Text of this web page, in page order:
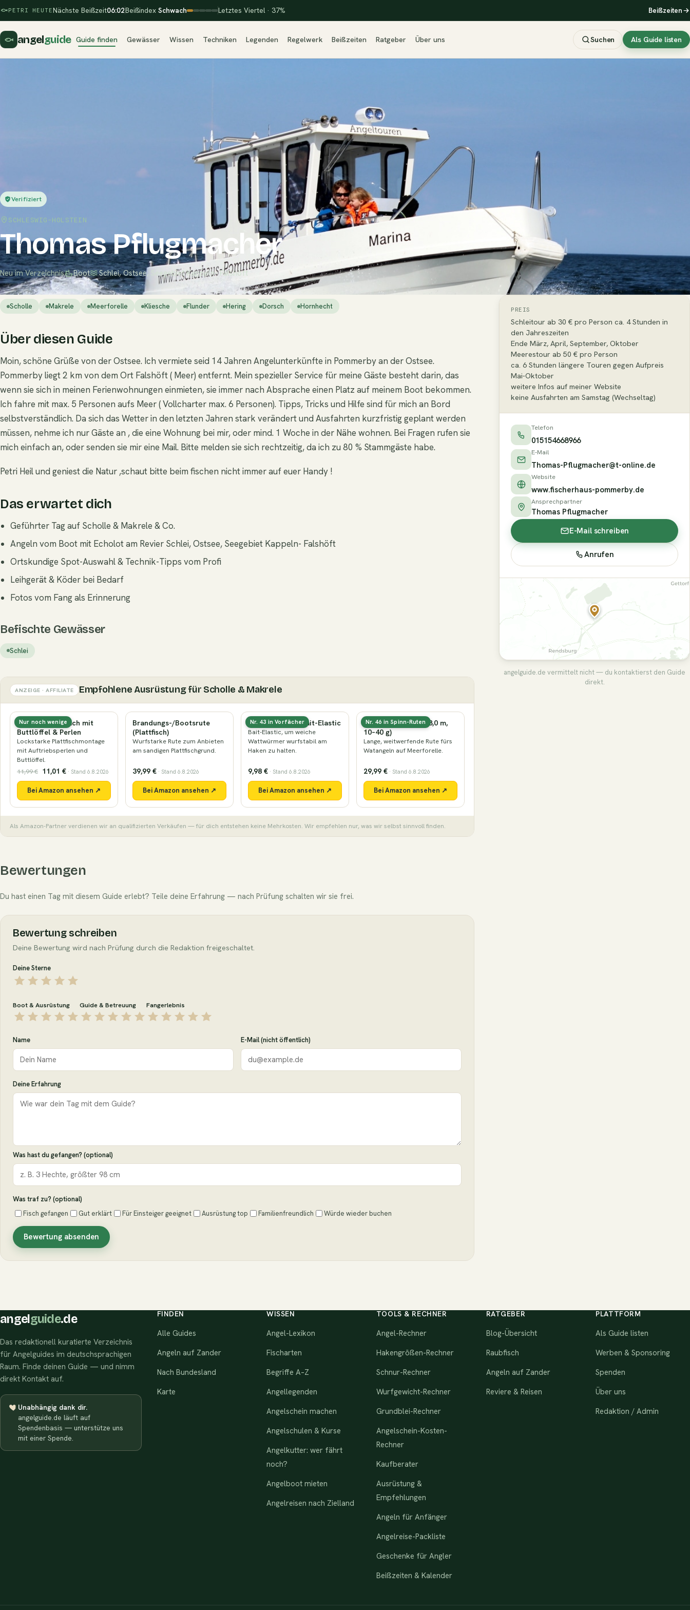
PETRI HEUTENächste Beißzeit06:02Beißindex Schwach Letztes Viertel · 37% Beißzeiten
angelguide Guide finden Gewässer Wissen Techniken Legenden Regelwerk Beißzeiten Ratgeber Über uns Suchen Als Guide listen
Verifiziert
SCHLESWIG-HOLSTEIN
Thomas Pflugmacher
Neu im Verzeichnis Boot Schlei, Ostsee, Seegebiet Kappeln- Falshöft
Scholle Makrele Meerforelle Kliesche Flunder Hering Dorsch Hornhecht
Über diesen Guide
Moin, schöne Grüße von der Ostsee. Ich vermiete seid 14 Jahren Angelunterkünfte in Pommerby an der Ostsee.
Pommerby liegt 2 km von dem Ort Falshöft ( Meer) entfernt. Mein spezieller Service für meine Gäste besteht darin, das
wenn sie sich in meinen Ferienwohnungen einmieten, sie immer nach Absprache einen Platz auf meinem Boot bekommen.
Ich fahre mit max. 5 Personen aufs Meer ( Vollcharter max. 6 Personen). Tipps, Tricks und Hilfe sind für mich an Bord
selbstverständlich. Da sich das Wetter in den letzten Jahren stark verändert und Ausfahrten kurzfristig geplant werden
müssen, nehme ich nur Gäste an , die eine Wohnung bei mir, oder mind. 1 Woche in der Nähe wohnen. Bei Fragen rufen sie
mich einfach an, oder senden sie mir eine Mail. Bitte melden sie sich rechtzeitig, da ich zu 80 % Stammgäste habe.
Petri Heil und geniest die Natur ,schaut bitte beim fischen nicht immer auf euer Handy !
Das erwartet dich
Geführter Tag auf Scholle & Makrele & Co.
Angeln vom Boot mit Echolot am Revier Schlei, Ostsee, Seegebiet Kappeln- Falshöft
Ortskundige Spot-Auswahl & Technik-Tipps vom Profi
Leihgerät & Köder bei Bedarf
Fotos vom Fang als Erinnerung
Befischte Gewässer
Schlei
ANZEIGE · AFFILIATE Empfohlene Ausrüstung für Scholle & Makrele
Nur noch wenige
Plattfisch-Vorfach mit
Buttlöffel & Perlen
Lockstarke Plattfischmontage
mit Auftriebsperlen und
Buttlöffel.
11,99 € 11,01 € · Stand 6.8.2026
Bei Amazon ansehen ↗
Brandungs-/Bootsrute
(Plattfisch)
Wurfstarke Rute zum Anbieten
am sandigen Plattfischgrund.
39,99 € · Stand 6.8.2026
Bei Amazon ansehen ↗
Nr. 43 in Vorfächer
Köderbinder & Bait-Elastic
Bait-Elastic, um weiche
Wattwürmer wurfstabil am
Haken zu halten.
9,98 € · Stand 6.8.2026
Bei Amazon ansehen ↗
Nr. 46 in Spinn-Ruten
Küsten-Spinnrute (3,0 m,
10–40 g)
Lange, weitwerfende Rute fürs
Watangeln auf Meerforelle.
29,99 € · Stand 6.8.2026
Bei Amazon ansehen ↗
Als Amazon-Partner verdienen wir an qualifizierten Verkäufen — für dich entstehen keine Mehrkosten. Wir empfehlen nur, was wir selbst sinnvoll finden.
Bewertungen
Du hast einen Tag mit diesem Guide erlebt? Teile deine Erfahrung — nach Prüfung schalten wir sie frei.
Bewertung schreiben
Deine Bewertung wird nach Prüfung durch die Redaktion freigeschaltet.
Deine Sterne
Boot & Ausrüstung Guide & Betreuung Fangerlebnis
Name E-Mail (nicht öffentlich)
Deine Erfahrung
Was hast du gefangen? (optional)
Was traf zu? (optional)
Fisch gefangen
Gut erklärt Für Einsteiger geeignet Ausrüstung top Familienfreundlich Würde wieder buchen
Bewertung absenden
PREIS
Schleitour ab 30 € pro Person ca. 4 Stunden in
den Jahreszeiten
Ende März, April, September, Oktober
Meerestour ab 50 € pro Person
ca. 6 Stunden längere Touren gegen Aufpreis
Mai-Oktober
weitere Infos auf meiner Website
keine Ausfahrten am Samstag (Wechseltag)
Telefon
015154668966
E-Mail
Thomas-Pflugmacher@t-online.de
Website
www.fischerhaus-pommerby.de
Ansprechpartner
Thomas Pflugmacher
E-Mail schreiben
Anrufen
angelguide.de vermittelt nicht — du kontaktierst den Guide
direkt.
angelguide.de
Das redaktionell kuratierte Verzeichnis
für Angelguides im deutschsprachigen
Raum. Finde deinen Guide — und nimm
direkt Kontakt auf.
Unabhängig dank dir.
angelguide.de läuft auf
Spendenbasis — unterstütze uns
mit einer Spende.
FINDEN
Alle Guides
Angeln auf Zander
Nach Bundesland
Karte
WISSEN
Angel-Lexikon
Fischarten
Begriffe A–Z
Angellegenden
Angelschein machen
Angelschulen & Kurse
Angelkutter: wer fährt
noch?
Angelboot mieten
Angelreisen nach Zielland
TOOLS & RECHNER
Angel-Rechner
Hakengrößen-Rechner
Schnur-Rechner
Wurfgewicht-Rechner
Grundblei-Rechner
Angelschein-Kosten-
Rechner
Kaufberater
Ausrüstung &
Empfehlungen
Angeln für Anfänger
Angelreise-Packliste
Geschenke für Angler
Beißzeiten & Kalender
RATGEBER
Blog-Übersicht
Raubfisch
Angeln auf Zander
Reviere & Reisen
PLATTFORM
Als Guide listen
Werben & Sponsoring
Spenden
Über uns
Redaktion / Admin